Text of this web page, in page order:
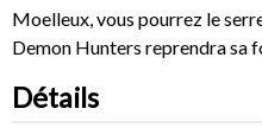
Moelleux, vous pourrez le
Demon Hunters reprendra sa
Détails